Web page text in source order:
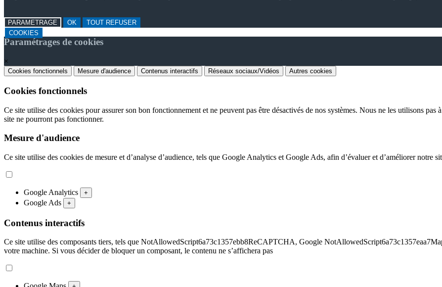
PARAMETRAGE OK
TOUT REFUSER
COOKIES
Paramétrages de cookies
×
Cookies fonctionnels Mesure d'audience Contenus interactifs Réseaux sociaux/Vidéos Autres cookies
Cookies fonctionnels
Ce site utilise des cookies pour assurer son bon fonctionnement et ne peuvent pas être désactivés de nos systèmes. Nous ne les utilisons
site ne pourront pas fonctionner.
Mesure d'audience
Ce site utilise des cookies de mesure et d’analyse d’audience, tels que Google Analytics et Google Ads, afin d’évaluer et d’améliorer notre
Google Analytics +
Google Ads +
Contenus interactifs
Ce site utilise des composants tiers, tels que NotAllowedScript6a73c1357ebb8ReCAPTCHA, Google
votre machine. Si vous décider de bloquer un composant, le contenu ne s’affichera pas